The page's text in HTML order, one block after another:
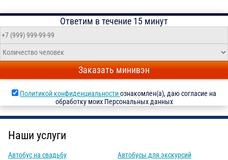
Ответим в течение 15 минут
Заказать минивэн
Политикой конфиденциальностиознакомлен(а), даю согласие на
обработку моих Персональных данных
Наши услуги
Автобус на свадьбу
Автобусы для экскурсий